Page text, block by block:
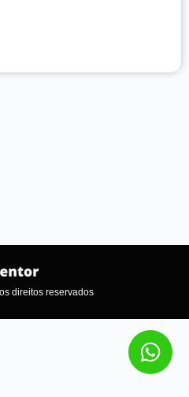
direitos reservados